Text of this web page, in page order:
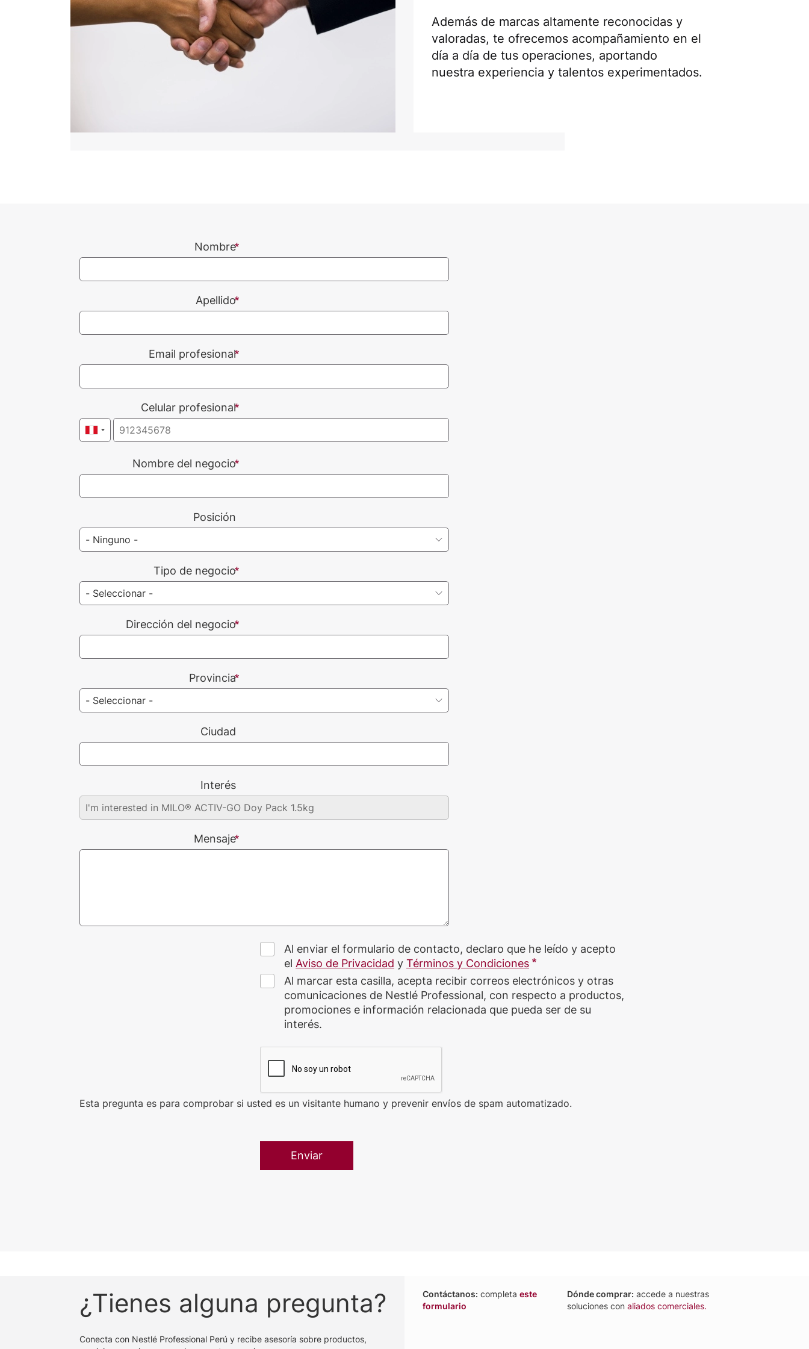
Además de marcas altamente reconocidas y
valoradas, te ofrecemos acompañamiento en el
día a día de tus operaciones, aportando
nuestra experiencia y talentos experimentados.
Nombre
Apellido
Email profesional
Celular profesional
Nombre del negocio
Posición
Tipo de negocio
Dirección del negocio
Provincia
Ciudad
Interés
Mensaje
Al enviar el formulario de contacto, declaro que he leído y acepto
el Aviso de Privacidad y Términos y Condiciones
Al marcar esta casilla, acepta recibir correos electrónicos y otras
comunicaciones de Nestlé Professional, con respecto a productos,
promociones e información relacionada que pueda ser de su
interés.
Esta pregunta es para comprobar si usted es un visitante humano y prevenir envíos de spam automatizado.
¿Tienes alguna pregunta?
Conecta con Nestlé Professional Perú y recibe asesoría sobre productos,
Contáctanos: completa este
formulario
Dónde comprar: accede a nuestras
soluciones con aliados comerciales.